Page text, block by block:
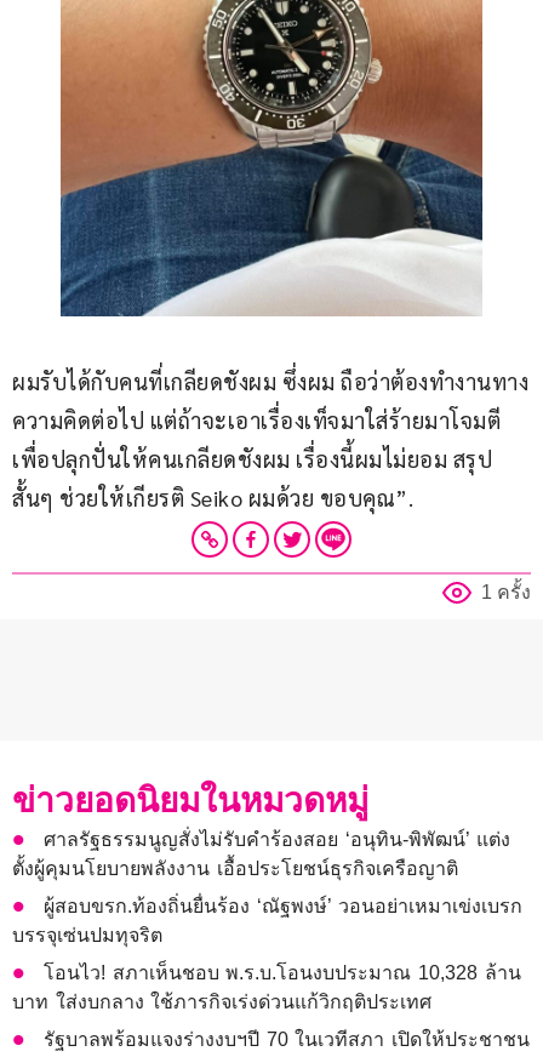
ผมรับได้กับคนที่เกลียดชังผม ซึ่งผม ถือว่าต้องทำงานทาง
ความคิดต่อไป แต่ถ้าจะเอาเรื่องเท็จมาใส่ร้ายมาโจมตี
เพื่อปลุกปั่นให้คนเกลียดชังผม เรื่องนี้ผมไม่ยอม สรุป
สั้นๆ ช่วยให้เกียรติ Seiko ผมด้วย ขอบคุณ”.
1 ครั้ง
ข่าวยอดนิยมในหมวดหมู่
ศาลรัฐธรรมนูญสั่งไม่รับคำร้องสอย ‘อนุทิน-พิพัฒน์’ แต่ง
ตั้งผู้คุมนโยบายพลังงาน เอื้อประโยชน์ธุรกิจเครือญาติ
ผู้สอบขรก.ท้องถิ่นยื่นร้อง ‘ณัฐพงษ์’ วอนอย่าเหมาเข่งเบรก
บรรจุเซ่นปมทุจริต
โอนไว! สภาเห็นชอบ พ.ร.บ.โอนงบประมาณ 10,328 ล้าน
บาท ใส่งบกลาง ใช้ภารกิจเร่งด่วนแก้วิกฤติประเทศ
รัฐบาลพร้อมแจงร่างงบฯปี 70 ในเวทีสภา เปิดให้ประชาชน